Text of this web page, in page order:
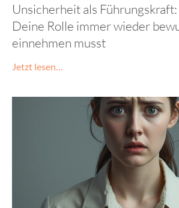
Unsicherheit als
Deine Rolle immer wieder
einnehmen musst
Jetzt lesen…